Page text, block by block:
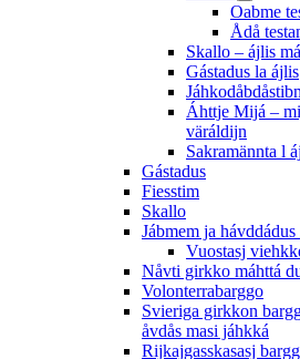
Oabme
Ådå
Skallo – ájlis
Gástadus la ájlis
Áhttje Mijá –
väráldijn
Sakramännta l
Gástadus
Fiesstim
Skallo
Jábmem ja hávddádus
Vuostasj
Nåvti girkko máhttá
Volonterrabarggo
Svieriga girkkon
åvdås masi jáhkká
Rijkajgasskasasj